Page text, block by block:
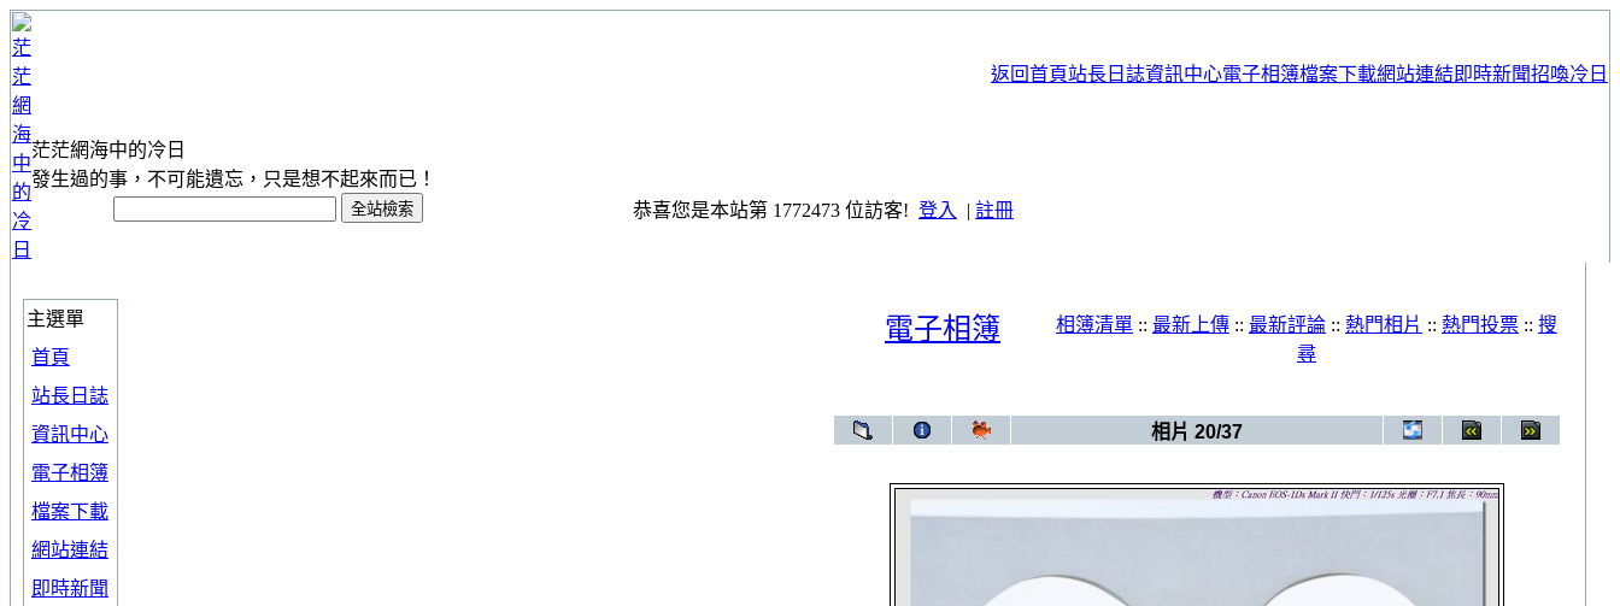
返回首頁站長日誌資訊中心電子相簿檔案下載網站連結即時新聞招喚冷日
茫茫網海中的冷日
發生過的事，不可能遺忘，只是想不起來而已！
恭喜您是本站第 1772473 位訪客! 登入 | 註冊
主選單
首頁
站長日誌
資訊中心
電子相簿
檔案下載
網站連結
即時新聞
電子相簿 相簿清單 :: 最新上傳 :: 最新評論 :: 熱門相片 :: 熱門投票 :: 搜
尋
相片 20/37